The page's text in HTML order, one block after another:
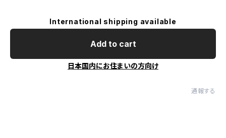
International shipping available
Add to cart
日本国内にお住まいの方向け
通報する